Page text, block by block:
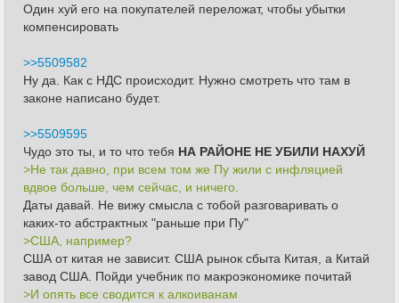
Один хуй его на покупателей переложат, чтобы убытки
компенсировать
>>5509582
Ну да. Как с НДС происходит. Нужно смотреть что там в
законе написано будет.
>>5509595
Чудо это ты, и то что тебя НА РАЙОНЕ НЕ УБИЛИ НАХУЙ
>Не так давно, при всем том же Пу жили с инфляцией
вдвое больше, чем сейчас, и ничего.
Даты давай. Не вижу смысла с тобой разговаривать о
каких-то абстрактных "раньше при Пу"
>США, например?
США от китая не зависит. США рынок сбыта Китая, а Китай
завод США. Пойди учебник по макроэкономике почитай
>И опять все сводится к алкоиванам